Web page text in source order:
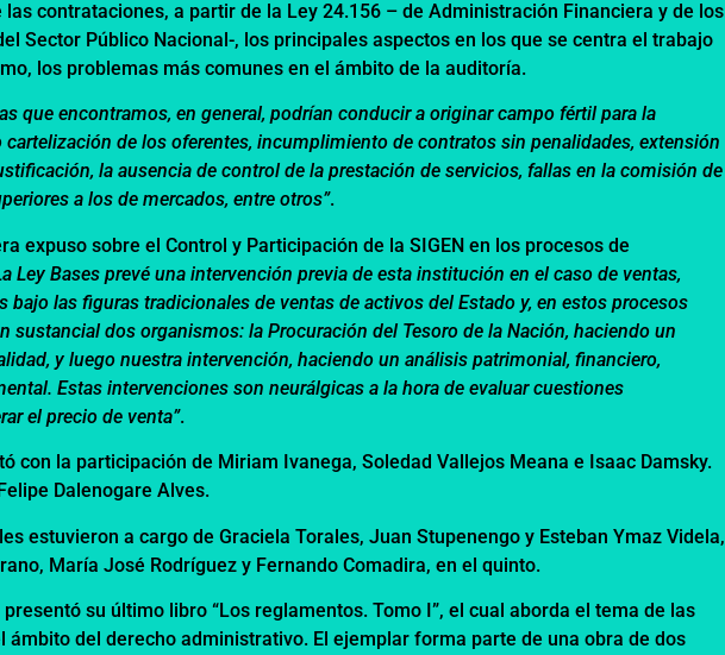
contrataciones, a partir de la Ley 24.156 – de Administración Financiera y de los
Sector Público Nacional-, los principales aspectos en los que se centra el trabajo
los problemas más comunes en el ámbito de la auditoría.
que encontramos, en general, podrían conducir a originar campo fértil para la
de los oferentes, incumplimiento de contratos sin penalidades, extensión
la ausencia de control de la prestación de servicios, fallas en la comisión de
a los de mercados, entre otros”.
expuso sobre el Control y Participación de la SIGEN en los procesos de
Ley Bases prevé una intervención previa de esta institución en el caso de ventas,
bajo las figuras tradicionales de ventas de activos del Estado y, en estos procesos
sustancial dos organismos: la Procuración del Tesoro de la Nación, haciendo un
y luego nuestra intervención, haciendo un análisis patrimonial, financiero,
Estas intervenciones son neurálgicas a la hora de evaluar cuestiones
el precio de venta”.
con la participación de Miriam Ivanega, Soledad Vallejos Meana e Isaac Damsky.
Dalenogare Alves.
estuvieron a cargo de Graciela Torales, Juan Stupenengo y Esteban Ymaz Videla,
María José Rodríguez y Fernando Comadira, en el quinto.
su último libro “Los reglamentos. Tomo I”, el cual aborda el tema de las
ámbito del derecho administrativo. El ejemplar forma parte de una obra de dos